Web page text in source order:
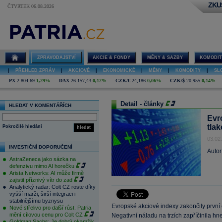
ČTVRTEK 06.08.2026
ZPRAVODAJSTVÍ AKCIE & FONDY MĚNY & SAZBY
PŘEHLED ZPRÁV AKCIOVÉ EKONOMICKÉ MĚNY KOMODITY
PX 2 804,69 1,29% DAX 26 157,43 0,12% CZK/€ 24,186 0,06% CZK/$ 20,955 0,14%
HLEDAT V KOMENTÁŘÍCH
hledat
Pokročilé hledání
INVESTIČNÍ DOPORUČENÍ
AstraZeneca jako sázka na
defenzivu mimo AI horečku
Arista Networks: AI může firmě
zajistit příznivý vítr do zad
Analytický radar: Colt CZ roste díky
vyšší marži, širší integraci i
stabilnějšímu byznysu
Nové střelivo pro další růst. Patria
mění cílovou cenu pro Colt CZ
Detail - články
Evropské akciové indexy zakončily
Negativní náladu na trzích zapříčinila